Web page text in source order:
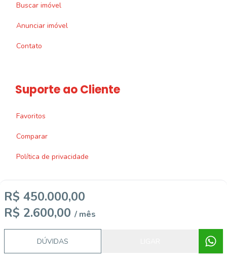
R$ 450.000,00
R$ 2.600,00 / mês
DÚVIDAS
Buscar imóvel
Anunciar imóvel
Contato
Suporte ao Cliente
Favoritos
Comparar
Política de privacidade
Imobiliária Certificada:
Selo de Tecnologia Loft